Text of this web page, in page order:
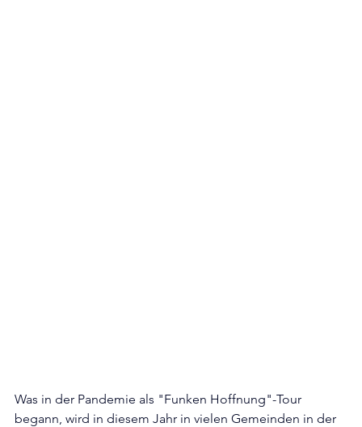
Was in der Pandemie als "Funken Hoffnung"-Tour
begann, wird in diesem Jahr in vielen Gemeinden in der